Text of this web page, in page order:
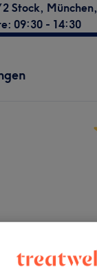
Stock, München,
09:30 - 14:30